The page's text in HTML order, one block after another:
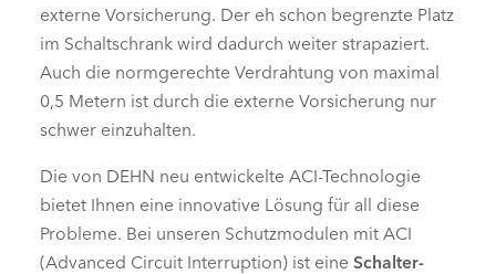
externe Vorsicherung. Der eh schon begrenzte Platz
im Schaltschrank wird dadurch weiter strapaziert.
Auch die normgerechte Verdrahtung von maximal
0,5 Metern ist durch die externe Vorsicherung nur
schwer einzuhalten.
Die von DEHN neu entwickelte ACI-Technologie
bietet Ihnen eine innovative Lösung für all diese
Probleme. Bei unseren Schutzmodulen mit ACI
(Advanced Circuit Interruption) ist eine Schalter-